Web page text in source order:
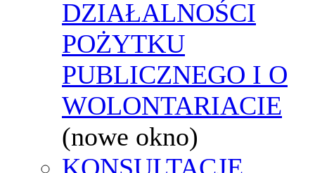
DZIAŁALNOŚCI
POŻYTKU
PUBLICZNEGO I O
WOLONTARIACIE
(nowe okno)